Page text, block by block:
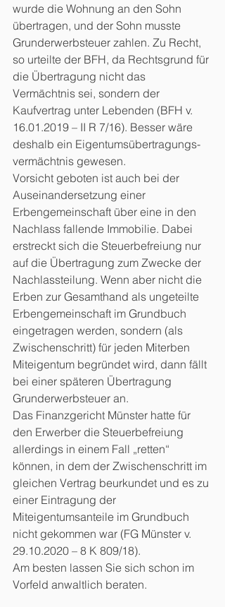
wurde die Wohnung an den Sohn
übertragen, und der Sohn musste
Grunderwerbsteuer zahlen. Zu Recht,
so urteilte der BFH, da Rechtsgrund für
die Übertragung nicht das
Vermächtnis sei, sondern der
Kaufvertrag unter Lebenden (BFH v.
16.01.2019 – II R 7/16). Besser wäre
deshalb ein Eigentumsübertragungs-
vermächtnis gewesen.
Vorsicht geboten ist auch bei der
Auseinandersetzung einer
Erbengemeinschaft über eine in den
Nachlass fallende Immobilie. Dabei
erstreckt sich die Steuerbefreiung nur
auf die Übertragung zum Zwecke der
Nachlassteilung. Wenn aber nicht die
Erben zur Gesamthand als ungeteilte
Erbengemeinschaft im Grundbuch
eingetragen werden, sondern (als
Zwischenschritt) für jeden Miterben
Miteigentum begründet wird, dann fällt
bei einer späteren Übertragung
Grunderwerbsteuer an.
Das Finanzgericht Münster hatte für
den Erwerber die Steuerbefreiung
allerdings in einem Fall „retten“
können, in dem der Zwischenschritt im
gleichen Vertrag beurkundet und es zu
einer Eintragung der
Miteigentumsanteile im Grundbuch
nicht gekommen war (FG Münster v.
29.10.2020 – 8 K 809/18).
Am besten lassen Sie sich schon im
Vorfeld anwaltlich beraten.